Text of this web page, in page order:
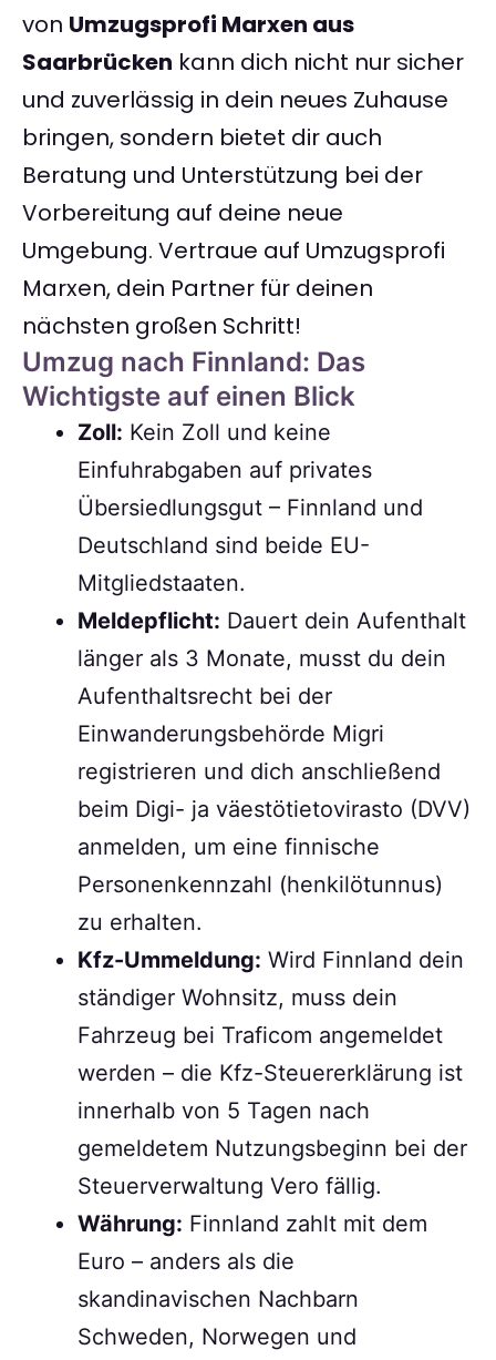
von Umzugsprofi Marxen aus
Saarbrücken kann dich nicht nur sicher
und zuverlässig in dein neues Zuhause
bringen, sondern bietet dir auch
Beratung und Unterstützung bei der
Vorbereitung auf deine neue
Umgebung. Vertraue auf Umzugsprofi
Marxen, dein Partner für deinen
nächsten großen Schritt!
Umzug nach Finnland: Das
Wichtigste auf einen Blick
Zoll: Kein Zoll und keine
Einfuhrabgaben auf privates
Übersiedlungsgut – Finnland und
Deutschland sind beide EU-
Mitgliedstaaten.
Meldepflicht: Dauert dein Aufenthalt
länger als 3 Monate, musst du dein
Aufenthaltsrecht bei der
Einwanderungsbehörde Migri
registrieren und dich anschließend
beim Digi- ja väestötietovirasto (DVV)
anmelden, um eine finnische
Personenkennzahl (henkilötunnus)
zu erhalten.
Kfz-Ummeldung: Wird Finnland dein
ständiger Wohnsitz, muss dein
Fahrzeug bei Traficom angemeldet
werden – die Kfz-Steuererklärung ist
innerhalb von 5 Tagen nach
gemeldetem Nutzungsbeginn bei der
Steuerverwaltung Vero fällig.
Währung: Finnland zahlt mit dem
Euro – anders als die
skandinavischen Nachbarn
Schweden, Norwegen und